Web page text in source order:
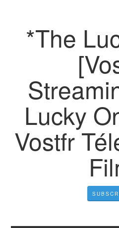
*The
Lucky
Vostfr